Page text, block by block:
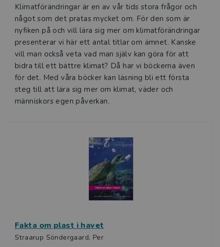
Klimatförändringar är en av vår tids stora frågor och
något som det pratas mycket om. För den som är
nyfiken på och vill lära sig mer om klimatförändringar
presenterar vi här ett antal titlar om ämnet. Kanske
vill man också veta vad man själv kan göra för att
bidra till ett bättre klimat? Då har vi böckerna även
för det. Med våra böcker kan läsning bli ett första
steg till att lära sig mer om klimat, väder och
människors egen påverkan.
Fakta om plast i havet
Straarup Söndergaard, Per